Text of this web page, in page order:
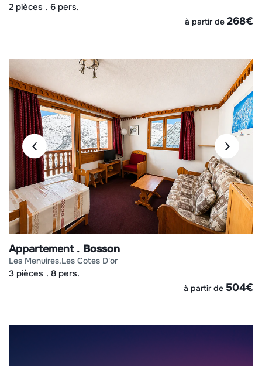
2 pièces 6 pers.
à partir de 268€
Appartement Bosson
les menuires les cotes d'or
3 pièces 8 pers.
à partir de 504€